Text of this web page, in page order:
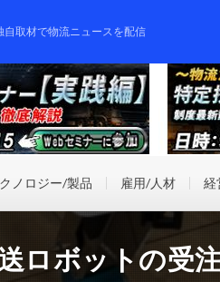
自取材で物流ニュースを配信
ノロジー/製品 雇用/人材 経
ロボットの受